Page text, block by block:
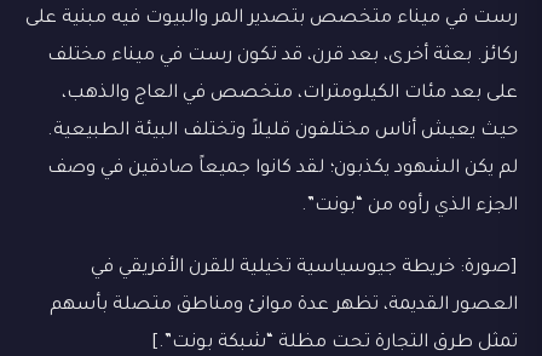
رست في ميناء متخصص بتصدير المر والبيوت فيه مبنية على
ركائز. بعثة أخرى، بعد قرن، قد تكون رست في ميناء مختلف
على بعد مئات الكيلومترات، متخصص في العاج والذهب،
حيث يعيش أناس مختلفون قليلاً وتختلف البيئة الطبيعية.
لم يكن الشهود يكذبون؛ لقد كانوا جميعاً صادقين في وصف
الجزء الذي رأوه من “بونت”.
[صورة: خريطة جيوسياسية تخيلية للقرن الأفريقي في
العصور القديمة، تظهر عدة موانئ ومناطق متصلة بأسهم
تمثل طرق التجارة تحت مظلة “شبكة بونت”.]